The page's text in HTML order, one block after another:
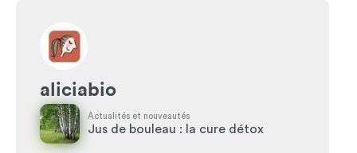
aliciabio
Actualités et nouveautés
Jus de bouleau : la cure détox